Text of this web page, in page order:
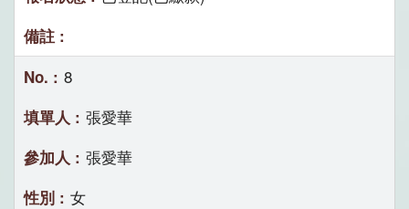
8
張愛華
張愛華
女